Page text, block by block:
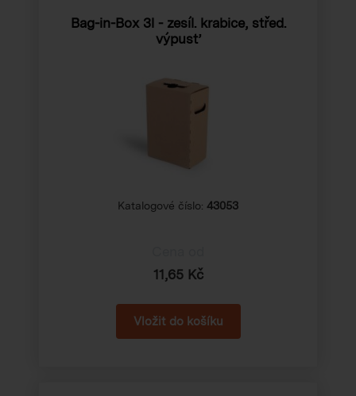
Bag-in-Box 3l - zesíl. krabice, střed.
výpusť
Katalogové číslo: 43053
11,65 Kč